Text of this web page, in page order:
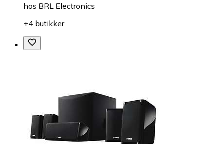
hos BRL Electronics
+4 butikker